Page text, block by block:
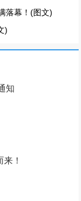
落幕！(图文)
)
知
！